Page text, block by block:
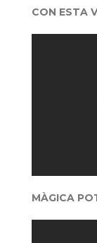
CON ESTA
MÀGICA